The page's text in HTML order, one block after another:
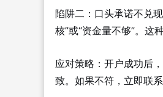
陷阱二：口头承诺不兑
核”或“资金量不够”。这
应对策略：开户成功后
致。如果不符，立即联